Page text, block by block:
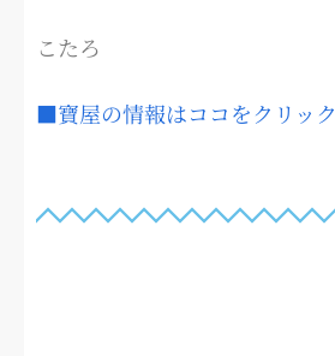
こたろ
■寶屋の情報はココをクリック